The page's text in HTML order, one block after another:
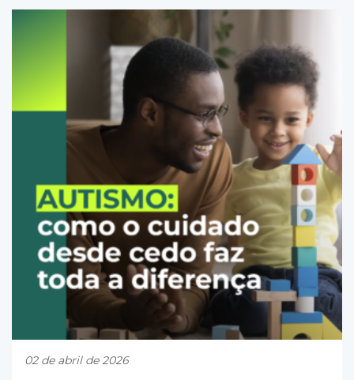
02 de abril de 2026